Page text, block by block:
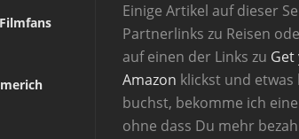
Einige Artikel auf dieser
Partnerlinks zu Reisen
auf einen der Links zu
Amazon klickst und
buchst, bekomme ich
ohne dass Du mehr